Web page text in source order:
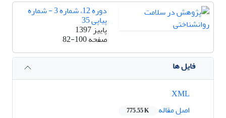
دوره 12، شماره 3 - شماره
پیاپی 35
پاییز 1397
صفحه82-100
فایل ها
اصل مقاله
775.55 K